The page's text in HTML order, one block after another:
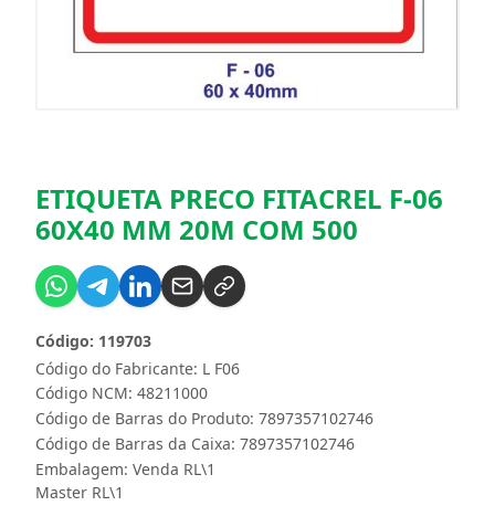
ETIQUETA PRECO FITACREL F-06
60X40 MM 20M COM 500
Código do Fabricante: L F06
Código: 119703
Código NCM: 48211000
Código de Barras do Produto: 7897357102746
Código de Barras da Caixa: 7897357102746
Embalagem: Venda RL\1
Master RL\1